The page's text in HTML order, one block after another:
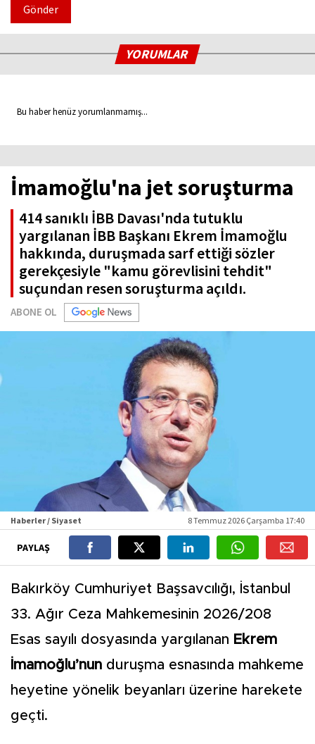
Gönder
YORUMLAR
Bu haber henüz yorumlanmamış...
İmamoğlu'na jet soruşturma
414 sanıklı İBB Davası'nda tutuklu
yargılanan İBB Başkanı Ekrem İmamoğlu
hakkında, duruşmada sarf ettiği sözler
gerekçesiyle "kamu görevlisini tehdit"
suçundan resen soruşturma açıldı.
ABONE OL
Haberler / Siyaset 8 Temmuz 2026 Çarşamba 17:40
PAYLAŞ
Bakırköy Cumhuriyet Başsavcılığı, İstanbul
33. Ağır Ceza Mahkemesinin 2026/208
Esas sayılı dosyasında yargılanan Ekrem
İmamoğlu’nun duruşma esnasında mahkeme
heyetine yönelik beyanları üzerine harekete
geçti.